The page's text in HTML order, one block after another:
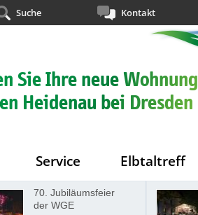
Suche Kontakt
Sie Ihre neue Wohnung
Heidenau bei Dresden
Service Elbtaltreff
70. Jubiläumsfeier
der WGE